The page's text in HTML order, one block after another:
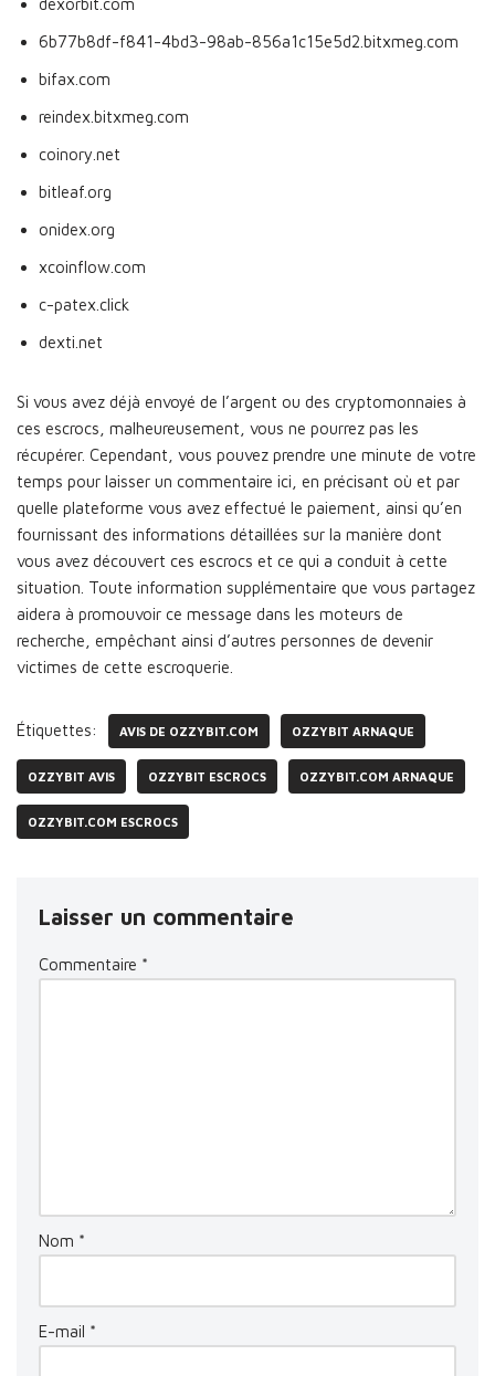
dexorbit.com
6b77b8df-f841-4bd3-98ab-856a1c15e5d2.bitxmeg.com
bifax.com
reindex.bitxmeg.com
coinory.net
bitleaf.org
onidex.org
xcoinflow.com
c-patex.click
dexti.net
Si vous avez déjà envoyé de l’argent ou des cryptomonnaies à
ces escrocs, malheureusement, vous ne pourrez pas les
récupérer. Cependant, vous pouvez prendre une minute de votre
temps pour laisser un commentaire ici, en précisant où et par
quelle plateforme vous avez effectué le paiement, ainsi qu’en
fournissant des informations détaillées sur la manière dont
vous avez découvert ces escrocs et ce qui a conduit à cette
situation. Toute information supplémentaire que vous partagez
aidera à promouvoir ce message dans les moteurs de
recherche, empêchant ainsi d’autres personnes de devenir
victimes de cette escroquerie.
Étiquettes: AVIS DE OZZYBIT.COM OZZYBIT ARNAQUE
OZZYBIT AVIS OZZYBIT ESCROCS OZZYBIT.COM ARNAQUE
OZZYBIT.COM ESCROCS
Laisser un commentaire
Commentaire *
Nom *
E-mail *